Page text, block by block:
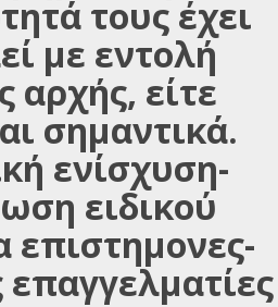
τους έχει
με εντολή
αρχής, είτε
σημαντικά.
ενίσχυση-
ειδικού
επιστημονες-